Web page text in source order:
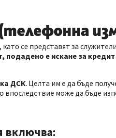
се представят за
подадено е искане за кредит
ДСК. Целта им е да бъде
може да бъде
включва: